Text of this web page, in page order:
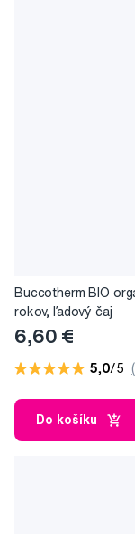
Buccotherm BIO
rokov, ľadový čaj
6,60 €
5,0/5
Do košíku